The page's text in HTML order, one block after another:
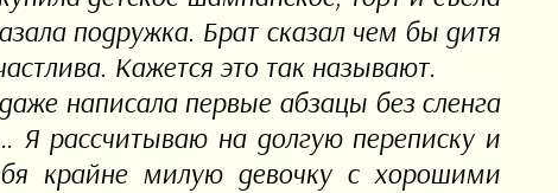
подружка. Брат сказал чем бы дитя
Кажется это так называют.
написала первые абзацы без сленга
Я рассчитываю на долгую переписку и
крайне милую девочку с хорошими